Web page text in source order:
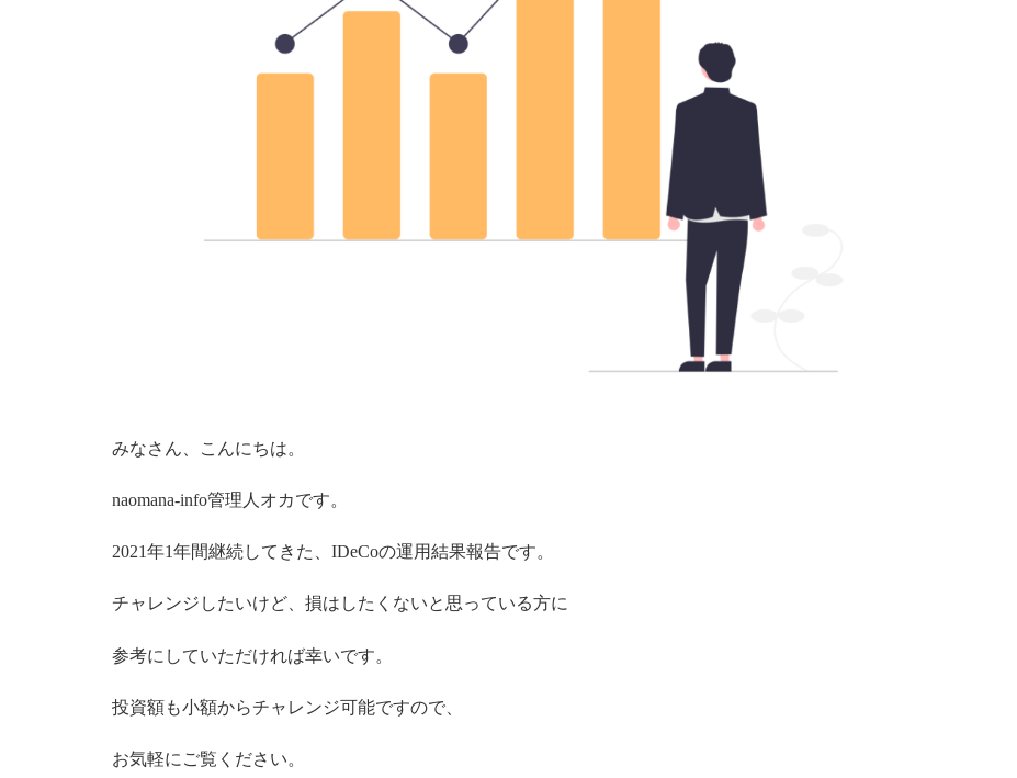
みなさん、こんにちは。
naomana-info管理人オカです。
2021年1年間継続してきた、IDeCoの運用結果報告です。
チャレンジしたいけど、損はしたくないと思っている方に
参考にしていただければ幸いです。
投資額も小額からチャレンジ可能ですので、
お気軽にご覧ください。